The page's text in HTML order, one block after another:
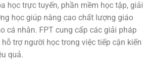
học trực tuyến, phần mềm học tập, giải
học giúp nâng cao chất lượng giáo
cá nhân. FPT cung cấp các giải pháp
trợ người học trong việc tiếp cận kiến
quả.